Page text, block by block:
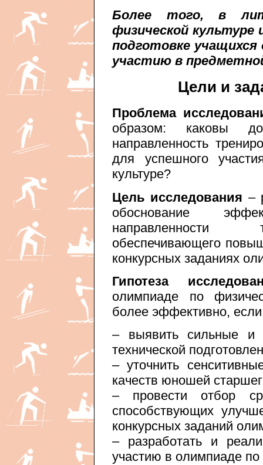
Более того, в
физической культуре
подготовке
участию в
Цели и
Проблема
образом: каковы
направленность
для успешного
культуре?
Цель исследования –
обоснование
направленности
обеспечивающего
конкурсных заданиях
Гипотеза
олимпиаде по
более эффективно,
– выявить сильные и
технической
– уточнить
качеств юношей
– провести отбор
способствующих
конкурсных заданий
– разработать и
участию в олимпиаде по